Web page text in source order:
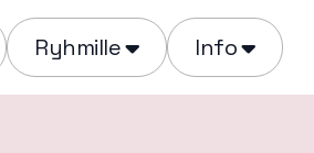
Ryhmille Info